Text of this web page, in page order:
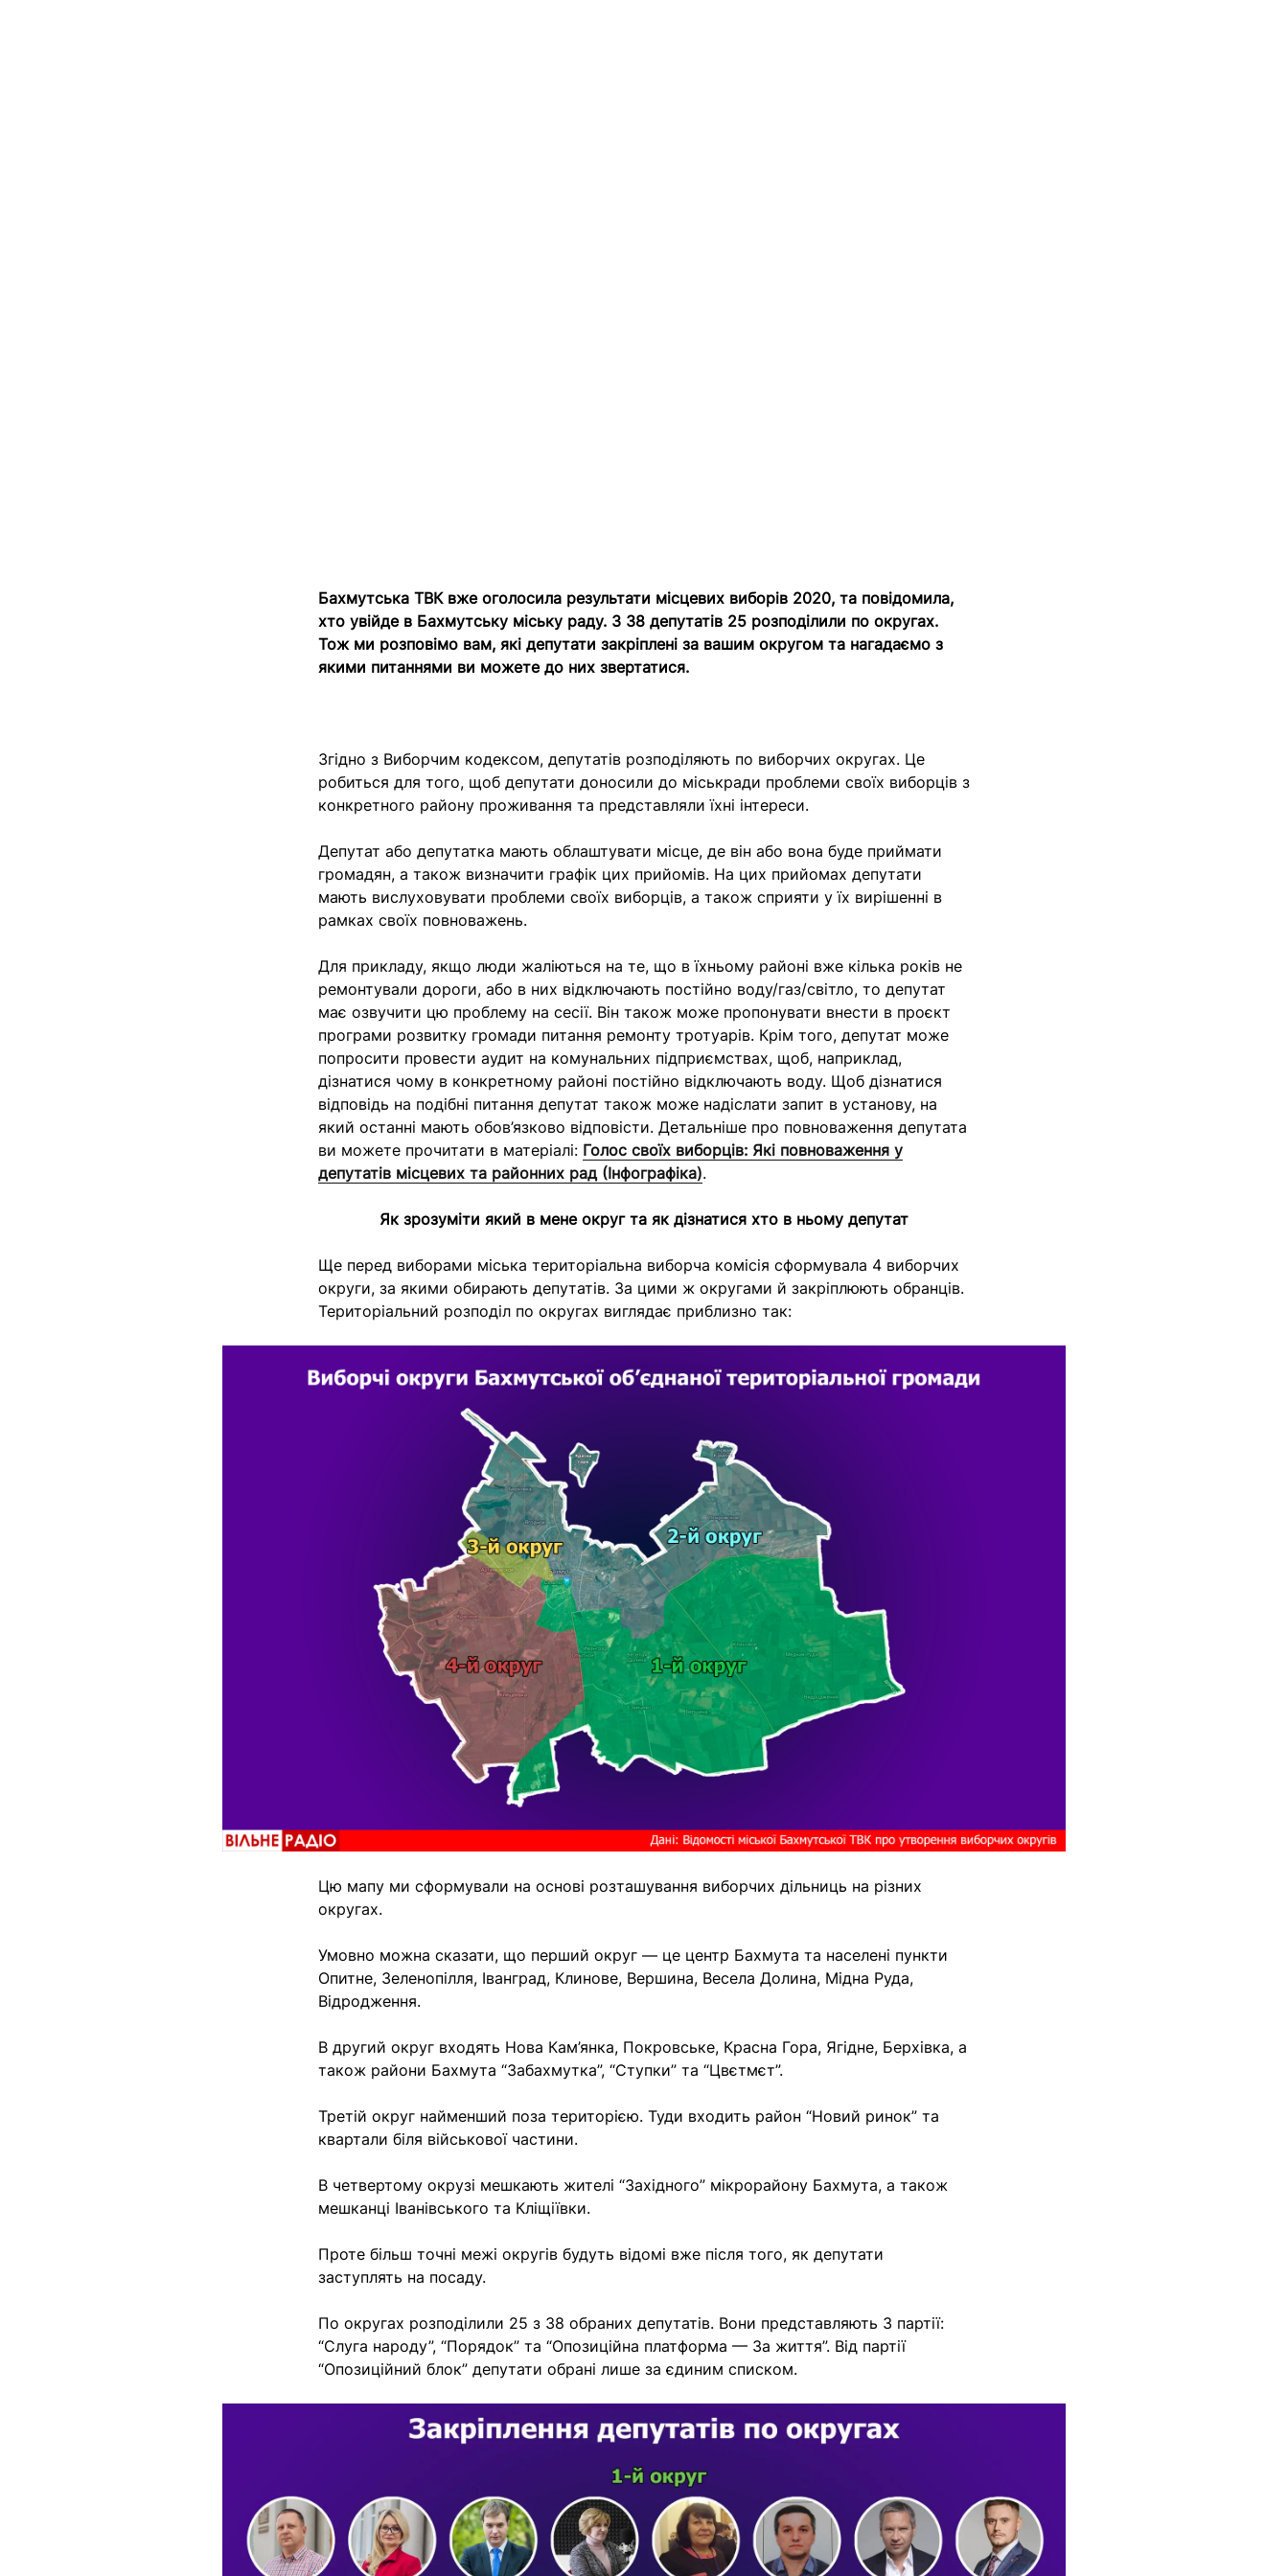
Бахмутська ТВК вже оголосила результати місцевих виборів 2020, та повідомила,
хто увійде в Бахмутську міську раду. З 38 депутатів 25 розподілили по округах.
Тож ми розповімо вам, які депутати закріплені за вашим округом та нагадаємо з
якими питаннями ви можете до них звертатися.
Згідно з Виборчим кодексом, депутатів розподіляють по виборчих округах. Це
робиться для того, щоб депутати доносили до міськради проблеми своїх виборців з
конкретного району проживання та представляли їхні інтереси.
Депутат або депутатка мають облаштувати місце, де він або вона буде приймати
громадян, а також визначити графік цих прийомів. На цих прийомах депутати
мають вислуховувати проблеми своїх виборців, а також сприяти у їх вирішенні в
рамках своїх повноважень.
Для прикладу, якщо люди жаліються на те, що в їхньому районі вже кілька років не
ремонтували дороги, або в них відключають постійно воду/газ/світло, то депутат
має озвучити цю проблему на сесії. Він також може пропонувати внести в проєкт
програми розвитку громади питання ремонту тротуарів. Крім того, депутат може
попросити провести аудит на комунальних підприємствах, щоб, наприклад,
дізнатися чому в конкретному районі постійно відключають воду. Щоб дізнатися
відповідь на подібні питання депутат також може надіслати запит в установу, на
який останні мають обов’язково відповісти. Детальніше про повноваження депутата
ви можете прочитати в матеріалі: Голос своїх виборців: Які повноваження у
депутатів місцевих та районних рад (Інфографіка).
Як зрозуміти який в мене округ та як дізнатися хто в ньому депутат
Ще перед виборами міська територіальна виборча комісія сформувала 4 виборчих
округи, за якими обирають депутатів. За цими ж округами й закріплюють обранців.
Територіальний розподіл по округах виглядає приблизно так:
Цю мапу ми сформували на основі розташування виборчих дільниць на різних
округах.
Умовно можна сказати, що перший округ — це центр Бахмута та населені пункти
Опитне, Зеленопілля, Іванград, Клинове, Вершина, Весела Долина, Мідна Руда,
Відродження.
В другий округ входять Нова Кам’янка, Покровське, Красна Гора, Ягідне, Берхівка, а
також райони Бахмута “Забахмутка”, “Ступки” та “Цвєтмєт”.
Третій округ найменший поза територією. Туди входить район “Новий ринок” та
квартали біля військової частини.
В четвертому окрузі мешкають жителі “Західного” мікрорайону Бахмута, а також
мешканці Іванівського та Кліщіївки.
Проте більш точні межі округів будуть відомі вже після того, як депутати
заступлять на посаду.
По округах розподілили 25 з 38 обраних депутатів. Вони представляють 3 партії:
“Слуга народу”, “Порядок” та “Опозиційна платформа — За життя”. Від партії
“Опозиційний блок” депутати обрані лише за єдиним списком.